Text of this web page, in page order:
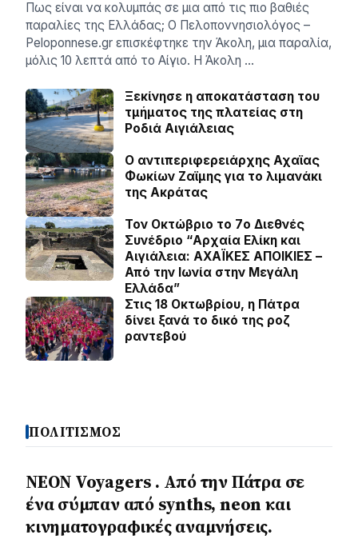
Πως είναι να κολυμπάς σε μια από τις πιο βαθιές
παραλίες της Ελλάδας; Ο Πελοποννησιολόγος –
Peloponnese.gr επισκέφτηκε την Άκολη, μια παραλία,
μόλις 10 λεπτά από το Αίγιο. Η Άκολη …
Ξεκίνησε η αποκατάσταση του
τμήματος της πλατείας στη
Ροδιά Αιγιάλειας
O αντιπεριφερειάρχης Αχαϊας
Φωκίων Ζαϊμης για το λιμανάκι
της Ακράτας
Τον Οκτώβριο το 7ο Διεθνές
Συνέδριο “Αρχαία Ελίκη και
Αιγιάλεια: ΑΧΑΪΚΕΣ ΑΠΟΙΚΙΕΣ –
Από την Ιωνία στην Μεγάλη
Ελλάδα”
Στις 18 Οκτωβρίου, η Πάτρα
δίνει ξανά το δικό της ροζ
ραντεβού
ΠΟΛΙΤΙΣΜΟΣ
NEON Voyagers . Από την Πάτρα σε
ένα σύμπαν από synths, neon και
κινηματογραφικές αναμνήσεις.